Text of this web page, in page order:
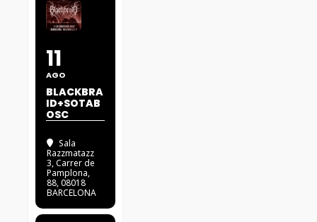
11
AGO
BLACKBRA
ID+SOTAB
OSC
Sala
Razzmatazz
3, Carrer de
Pamplona,
88, 08018
BARCELONA